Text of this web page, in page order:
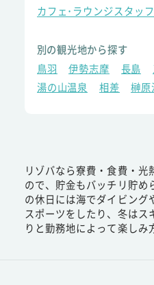
カフェ･ラウンジスタッフ
別の観光地から探す
鳥羽
伊勢志摩 長島
湯の山温泉
相差 榊原
リゾバなら寮費・食費・
ので、貯金もバッチリ貯め
の休日には海でダイビング
スポーツをしたり、冬はス
りと勤務地によって楽しみ